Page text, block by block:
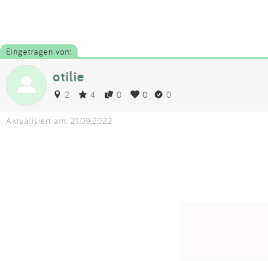
Eingetragen von:
otilie
2 4 0 0 0
Aktualisiert am: 21.09.2022